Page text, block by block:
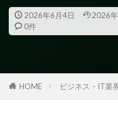
2026年6月4日 2026
0件
HOME ビジネス・IT業